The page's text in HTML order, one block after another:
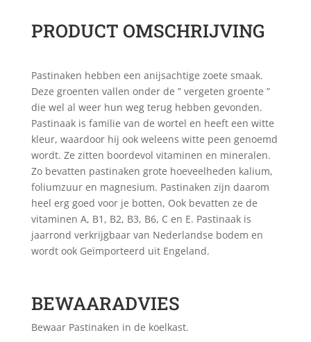
PRODUCT OMSCHRIJVING
Pastinaken hebben een anijsachtige zoete smaak.
Deze groenten vallen onder de ” vergeten groente ”
die wel al weer hun weg terug hebben gevonden.
Pastinaak is familie van de wortel en heeft een witte
kleur, waardoor hij ook weleens witte peen genoemd
wordt. Ze zitten boordevol vitaminen en mineralen.
Zo bevatten pastinaken grote hoeveelheden kalium,
foliumzuur en magnesium. Pastinaken zijn daarom
heel erg goed voor je botten, Ook bevatten ze de
vitaminen A, B1, B2, B3, B6, C en E. Pastinaak is
jaarrond verkrijgbaar van Nederlandse bodem en
wordt ook Geïmporteerd uit Engeland.
BEWAARADVIES
Bewaar Pastinaken in de koelkast.